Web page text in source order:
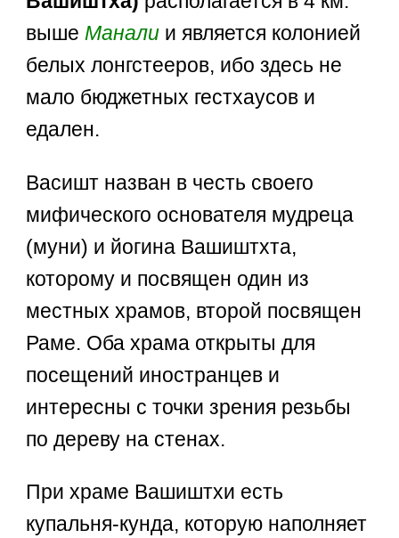
вышеМанали и является колонией
белых лонгстееров, ибо здесь не
мало бюджетных гестхаусов и
едален.
Васишт назван в честь своего
мифического основателя мудреца
(муни) и йогина Вашиштхта,
которому и посвящен один из
местных храмов, второй посвящен
Раме. Оба храма открыты для
посещений иностранцев и
интересны с точки зрения резьбы
по дереву на стенах.
При храме Вашиштхи есть
купальня-кунда, которую наполняет